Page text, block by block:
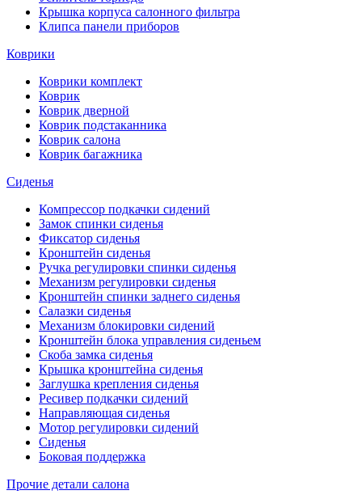
Крышка корпуса салонного фильтра
Клипса панели приборов
Коврики
Коврики комплект
Коврик
Коврик дверной
Коврик подстаканника
Коврик салона
Коврик багажника
Сиденья
Компрессор подкачки сидений
Замок спинки сиденья
Фиксатор сиденья
Кронштейн сиденья
Ручка регулировки спинки сиденья
Механизм регулировки сиденья
Кронштейн спинки заднего сиденья
Салазки сиденья
Механизм блокировки сидений
Кронштейн блока управления сиденьем
Скоба замка сиденья
Крышка кронштейна сиденья
Заглушка крепления сиденья
Ресивер подкачки сидений
Направляющая сиденья
Мотор регулировки сидений
Сиденья
Боковая поддержка
Прочие детали салона